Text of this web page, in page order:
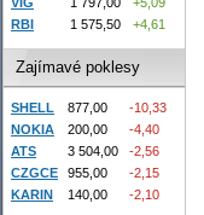
RBI
1 575,50 +4,61
Zajímavé poklesy
SHELL 877,00
-10,33
NOKIA
200,00
-4,40
ATS
3 504,00
-2,56
CZGCE
955,00
-2,15
KARIN
140,00 -2,10